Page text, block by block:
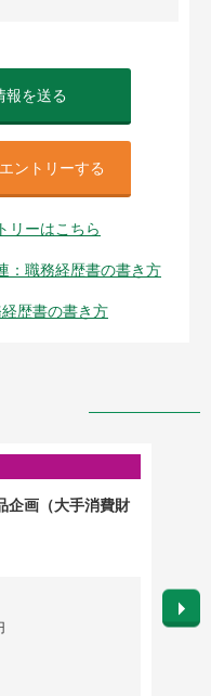
報を送る
ントリーする
リーはこちら
：職務経歴書の書き方
歴書の書き方
企画（大手消費財
勤務
英語
給 与